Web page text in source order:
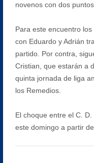
novenos con dos
Para este encuentro
con Eduardo y Adrián
partido. Por contra,
Cristian, que estarán a
quinta jornada de liga
los Remedios.
El choque entre el C.
este domingo a partir